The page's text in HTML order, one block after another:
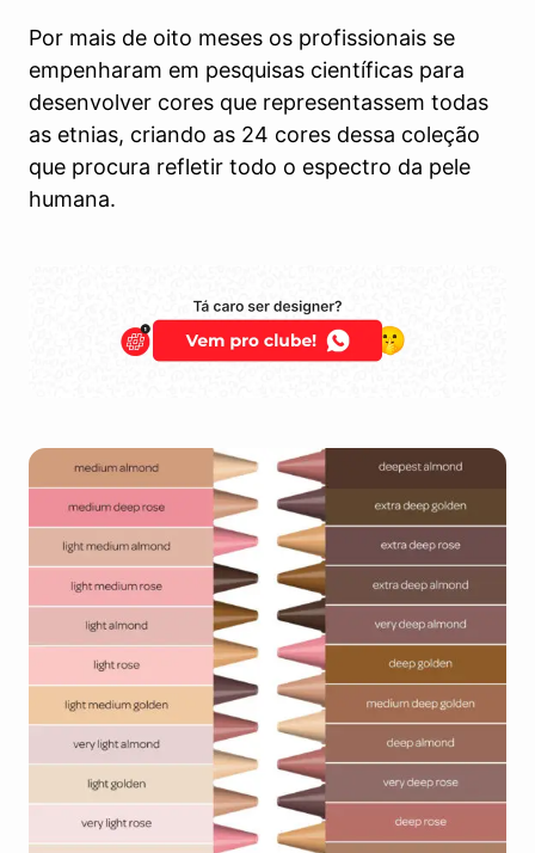
Por mais de oito meses os profissionais se
empenharam em pesquisas científicas para
desenvolver cores que representassem todas
as etnias, criando as 24 cores dessa coleção
que procura refletir todo o espectro da pele
humana.